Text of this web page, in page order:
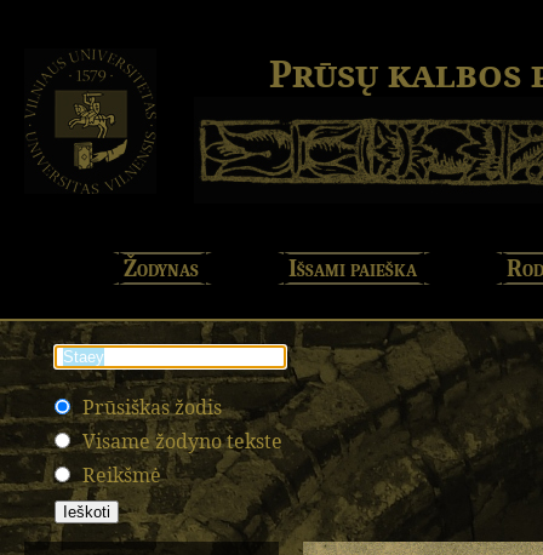
Prūsų kalbos
Žodynas Išsami paieška
Prūsiškas žodis
Visame žodyno tekste
Reikšmė